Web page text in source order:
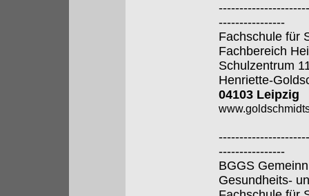
----------------
Fachschule für
Fachbereich
Schulzentrum
Henriette-
04103 Leipzig
----------------
BGGS
Gesundheits-